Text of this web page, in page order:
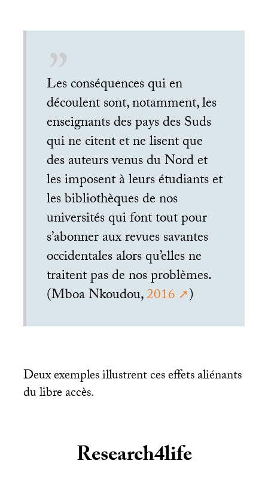
Les conséquences qui en
découlent sont, notamment, les
enseignants des pays des Suds
qui ne citent et ne lisent que
des auteurs venus du Nord et
les imposent à leurs étudiants et
les bibliothèques de nos
universités qui font tout pour
s’abonner aux revues savantes
occidentales alors qu’elles ne
traitent pas de nos problèmes.
(Mboa Nkoudou,2016 )
Deux exemples illustrent ces effets aliénants
du libre accès.
Research4life